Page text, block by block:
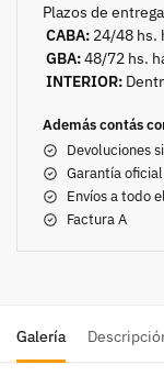
Plazos de
CABA: 24/48 hs.
GBA:48/72 hs.
INTERIOR:
Además contás
Devoluciones
Garantía
Envíos a todo
Factura A
Galería